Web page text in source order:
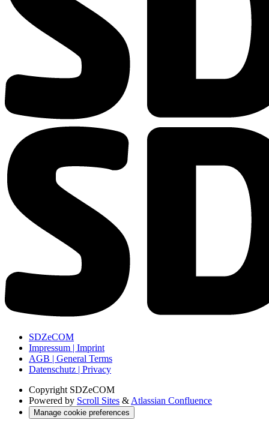
SDZeCOM
Impressum | Imprint
AGB | General Terms
Datenschutz | Privacy
Copyright SDZeCOM
Powered by Scroll Sites & Atlassian Confluence
Manage cookie preferences